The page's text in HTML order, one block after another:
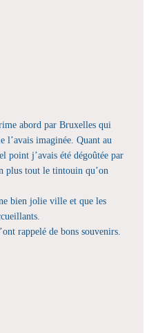
abord par Bruxelles qui
l’avais imaginée. Quant au
point j’avais été dégoûtée par
plus tout le tintouin qu’on
bien jolie ville et que les
rappelé de bons souvenirs.